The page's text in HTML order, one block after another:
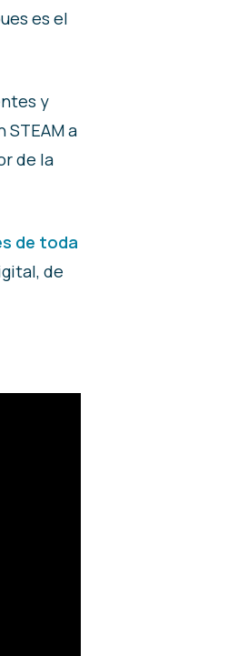
es el
y
a
de la
de toda
de